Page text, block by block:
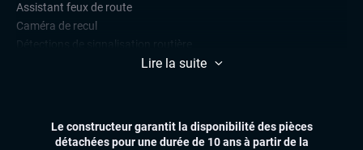
Assistant feux de route
Caméra de recul
Lane assist (maintien de voie)
Radars de stationnement avant et arrière
Side assist
Lire la suite
Le constructeur garantit la disponibilité des pièces
détachées pour une durée de 10 ans à partir de la